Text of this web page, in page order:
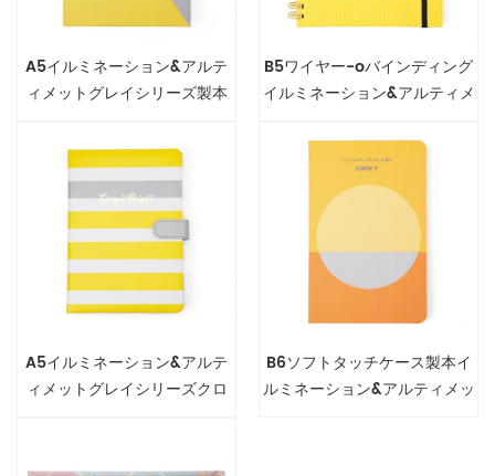
A5イルミネーション&アルテ
ィメットグレイシリーズ製本
B5ワイヤー-oバインディング
イルミネーション&アルティメ
ック
A5イルミネーション&アルテ
ィメットグレイシリーズクロ
B6ソフトタッチケース製本イ
ルミネーション&アルティメッ